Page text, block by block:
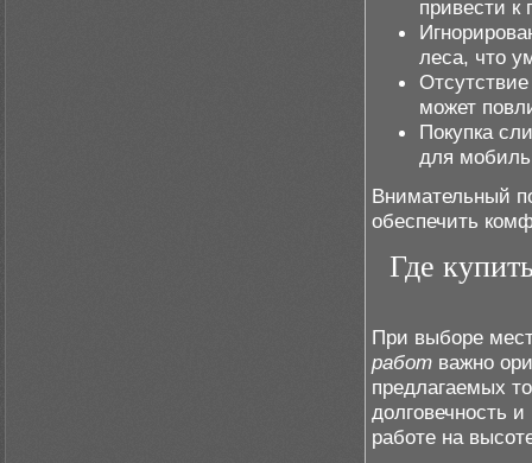
привести к
леса, что
может
Покупка
для
Внимательный
обеспечить
Где
При выборе
работ важно
предлагаемых
долговечность
работе на